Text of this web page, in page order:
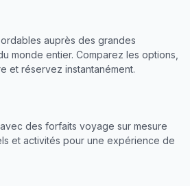
auprès des grandes
monde entier. Comparez les options,
et réservez instantanément.
des forfaits voyage sur mesure
et activités pour une expérience de